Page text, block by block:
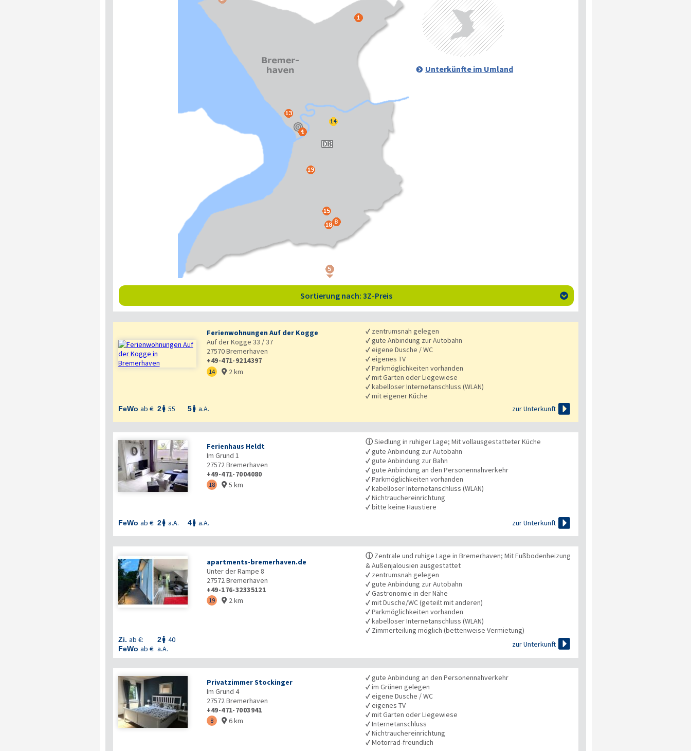
Unterkünfte im Umland
Sortierung nach: 3Z-Preis 
Ferienwohnungen Auf der Kogge
Auf der Kogge 33 / 37
27570Bremerhaven
+49-471-9214397
14  2 km
FeWo ab €: 2 55 5 a.A.
✓ zentrumsnah gelegen
✓gute Anbindung zur Autobahn
✓eigene Dusche / WC
✓eigenes TV
✓Parkmöglichkeiten vorhanden
✓mit Garten oder Liegewiese
✓kabelloser Internetanschluss (WLAN)
✓mit eigener Küche
zur Unterkunft 
Ferienhaus Heldt
Im Grund 1
27572Bremerhaven
+49-471-7004080
18  5 km
FeWo ab €: 2 a.A. 4 a.A.
ⓘSiedlung in ruhiger Lage; Mit vollausgestatteter Küche
✓gute Anbindung zur Autobahn
✓gute Anbindung zur Bahn
✓gute Anbindung an den Personennahverkehr
✓Parkmöglichkeiten vorhanden
✓kabelloser Internetanschluss (WLAN)
✓Nichtrauchereinrichtung
✓bitte keine Haustiere
zur Unterkunft 
apartments-bremerhaven.de
Unter der Rampe 8
27572Bremerhaven
+49-176-32335121
19  2 km
Zi. ab €: 2 40
FeWo ab €: a.A.
ⓘ Zentrale und ruhige Lage in Bremerhaven; Mit Fußbodenheizung
& Außenjalousien ausgestattet
✓ zentrumsnah gelegen
✓gute Anbindung zur Autobahn
✓Gastronomie in der Nähe
✓mit Dusche/WC (geteilt mit anderen)
✓Parkmöglichkeiten vorhanden
✓kabelloser Internetanschluss (WLAN)
✓ Zimmerteilung möglich (bettenweise Vermietung)
zur Unterkunft

Privatzimmer Stockinger
Im Grund 4
27572Bremerhaven
+49-471-7003941
8  6 km
✓gute Anbindung an den Personennahverkehr
✓im Grünen gelegen
✓eigene Dusche / WC
✓eigenes TV
✓mit Garten oder Liegewiese
✓Internetanschluss
✓Nichtrauchereinrichtung
✓Motorrad-freundlich